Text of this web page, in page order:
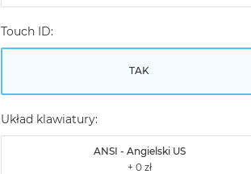
Touch ID:
TAK
Układ klawiatury:
ANSI - Angielski US